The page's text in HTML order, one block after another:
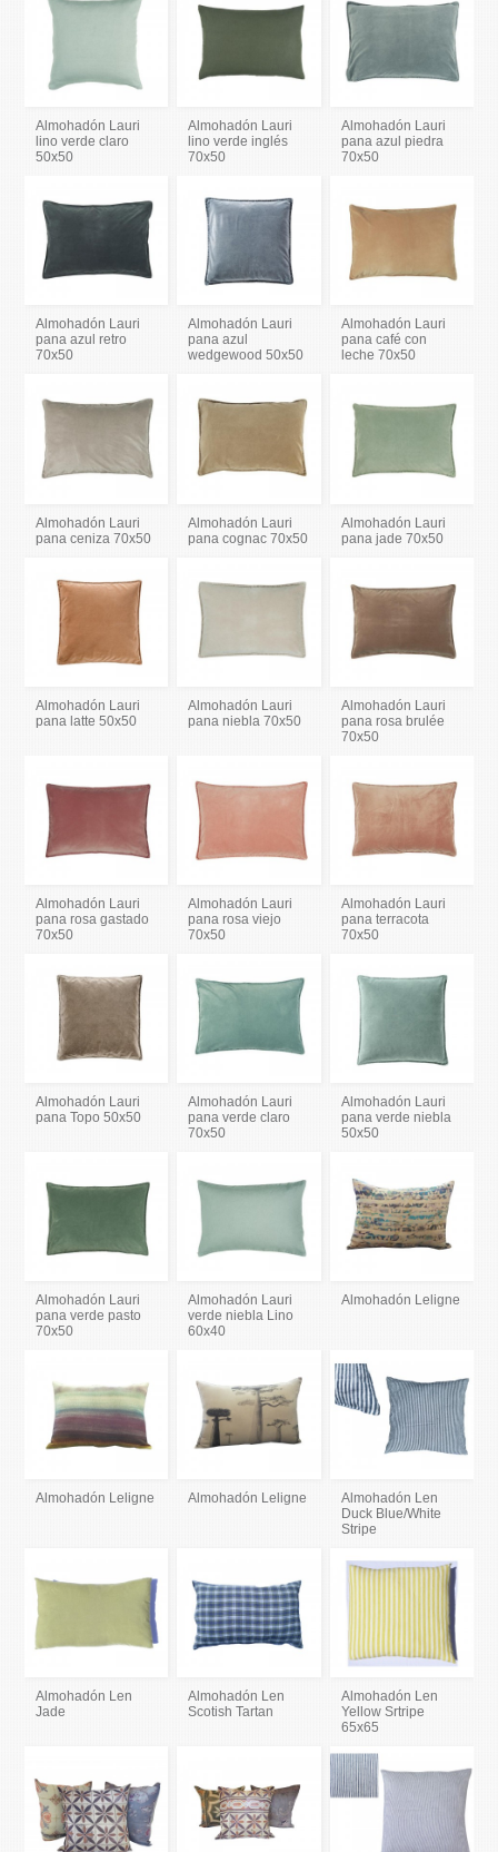
Almohadón Lauri
lino verde claro
50x50
Almohadón Lauri
lino verde inglés
70x50
Almohadón Lauri
pana azul piedra
70x50
Almohadón Lauri
pana azul retro
70x50
Almohadón Lauri
pana azul
wedgewood 50x50
Almohadón Lauri
pana café con
leche 70x50
Almohadón Lauri
pana ceniza 70x50
Almohadón Lauri
pana cognac 70x50
Almohadón Lauri
pana jade 70x50
Almohadón Lauri
pana latte 50x50
Almohadón Lauri
pana niebla 70x50
Almohadón Lauri
pana rosa brulée
70x50
Almohadón Lauri
pana rosa gastado
70x50
Almohadón Lauri
pana rosa viejo
70x50
Almohadón Lauri
pana terracota
70x50
Almohadón Lauri
pana Topo 50x50
Almohadón Lauri
pana verde claro
70x50
Almohadón Lauri
pana verde niebla
50x50
Almohadón Lauri
pana verde pasto
70x50
Almohadón Lauri
verde niebla Lino
60x40
Almohadón Leligne
Almohadón Leligne Almohadón Leligne
Almohadón Len
Duck Blue/White
Stripe
Almohadón Len
Jade
Almohadón Len
Scotish Tartan
Almohadón Len
Yellow Srtripe
65x65